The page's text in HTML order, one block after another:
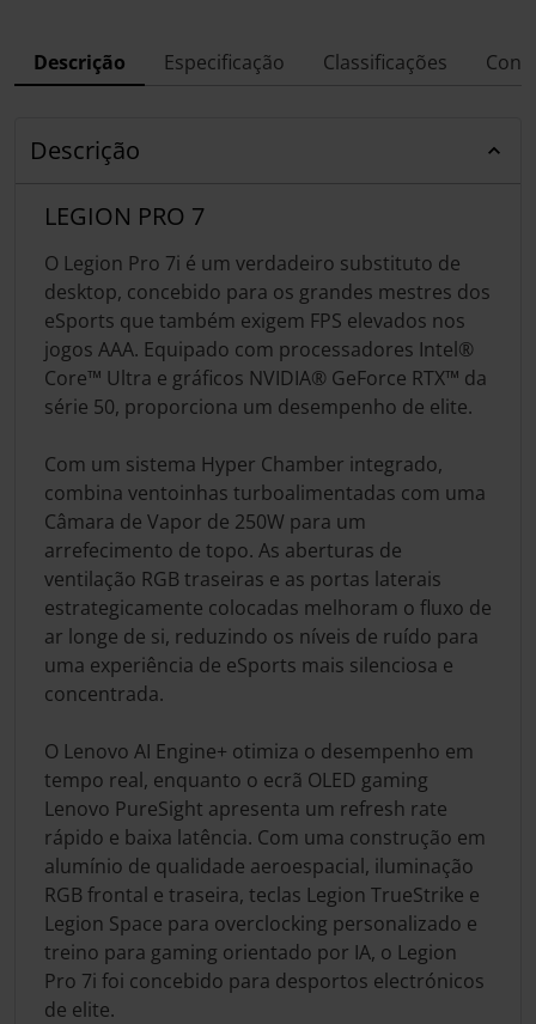
Descrição Especificação Classificações
Descrição
LEGION PRO 7
O Legion Pro 7i é um verdadeiro substituto de
desktop, concebido para os grandes mestres dos
eSports que também exigem FPS elevados nos
jogos AAA. Equipado com processadores Intel®
Core™ Ultra e gráficos NVIDIA® GeForce RTX™ da
série 50, proporciona um desempenho de elite.
Com um sistema Hyper Chamber integrado,
combina ventoinhas turboalimentadas com uma
Câmara de Vapor de 250W para um
arrefecimento de topo. As aberturas de
ventilação RGB traseiras e as portas laterais
estrategicamente colocadas melhoram o fluxo de
ar longe de si, reduzindo os níveis de ruído para
uma experiência de eSports mais silenciosa e
concentrada.
O Lenovo AI Engine+ otimiza o desempenho em
tempo real, enquanto o ecrã OLED gaming
Lenovo PureSight apresenta um refresh rate
rápido e baixa latência. Com uma construção em
alumínio de qualidade aeroespacial, iluminação
RGB frontal e traseira, teclas Legion TrueStrike e
Legion Space para overclocking personalizado e
treino para gaming orientado por IA, o Legion
Pro 7i foi concebido para desportos electrónicos
de elite.